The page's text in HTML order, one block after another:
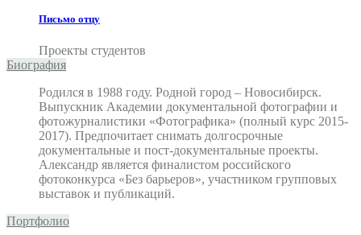
Письмо отцу
Проекты студентов
Биография
Родился в 1988 году. Родной город – Новосибирск.
Выпускник Академии документальной фотографии и
фотожурналистики «Фотографика» (полный курс 2015-
2017). Предпочитает снимать долгосрочные
документальные и пост-документальные проекты.
Александр является финалистом российского
фотоконкурса «Без барьеров», участником групповых
выставок и публикаций.
Портфолио